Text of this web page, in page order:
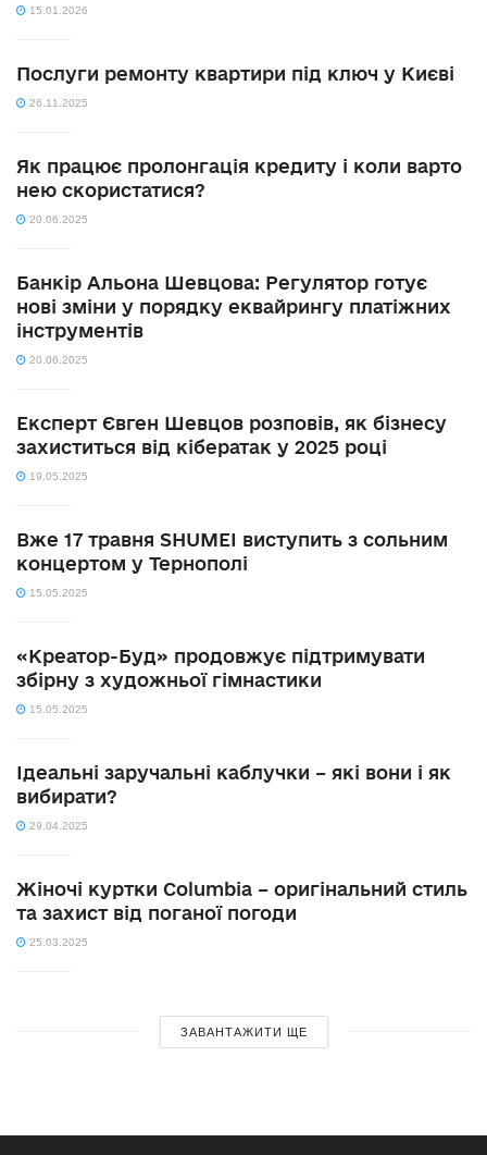
15.01.2026
Послуги ремонту квартири під ключ у Києві
26.11.2025
Як працює пролонгація кредиту і коли варто
нею скористатися?
20.06.2025
Банкір Альона Шевцова: Регулятор готує
нові зміни у порядку еквайрингу платіжних
інструментів
20.06.2025
Експерт Євген Шевцов розповів, як бізнесу
захиститься від кібератак у 2025 році
19.05.2025
Вже 17 травня SHUMEI виступить з сольним
концертом у Тернополі
15.05.2025
«Креатор-Буд» продовжує підтримувати
збірну з художньої гімнастики
15.05.2025
Ідеальні заручальні каблучки – які вони і як
вибирати?
29.04.2025
Жіночі куртки Columbia – оригінальний стиль
та захист від поганої погоди
25.03.2025
ЗАВАНТАЖИТИ ЩЕ